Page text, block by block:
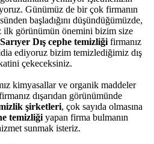
Günümüz de bir çok firmanın
başladığını düşündüğümüzde,
ilk görünümün önemini bizim size
Sarıyer Dış cephe temizliği firmanız
ediyoruz bizim temizlediğimiz dış
çekeceksiniz.
kimyasallar ve organik maddeler
dışarıdan görünümünde
şirketleri, çok sayıda olmasına
temizliği yapan firma bulmanın
sunmak isteriz.